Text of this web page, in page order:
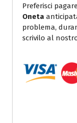
Preferisci
Oneta
problema,
scrivilo al